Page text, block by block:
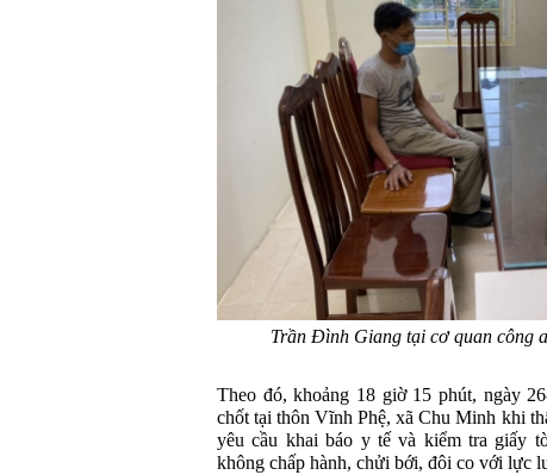
Trần Đình Giang tại cơ quan công
Theo đó, khoảng 18 giờ 15 phút, ngày
chốt tại thôn Vĩnh Phệ, xã Chu Minh khi
yêu cầu khai báo y tế và kiểm tra giấy
không chấp hành, chửi bới, đôi co với lực